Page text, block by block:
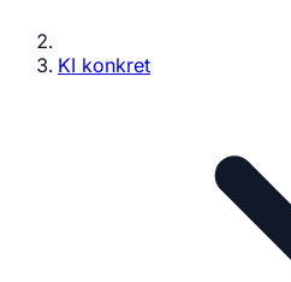
KI konkret